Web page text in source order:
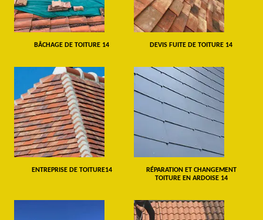
BÂCHAGE DE TOITURE 14 DEVIS FUITE DE TOITURE 14
ENTREPRISE DE TOITURE14
RÉPARATION ET CHANGEMENT
TOITURE EN ARDOISE 14